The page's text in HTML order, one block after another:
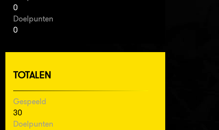
0
Doelpunten
0
TOTALEN
Gespeeld
30
Doelpunten